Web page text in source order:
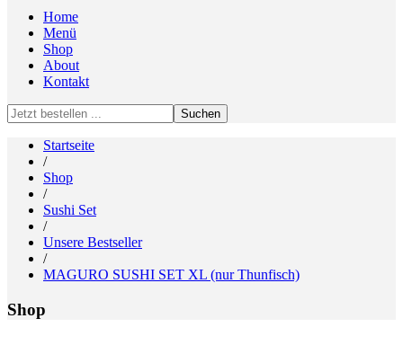
Home
Menü
Shop
About
Kontakt
Search
for:
Startseite
/
Shop
/
Sushi Set
/
Unsere Bestseller
/
MAGURO SUSHI SET XL (nur Thunfisch)
Shop